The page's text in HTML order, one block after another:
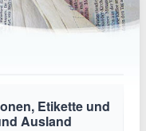
Etikette und
Ausland